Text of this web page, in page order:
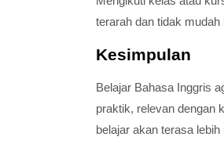
terarah dan tidak mudah
Kesimpulan
Belajar Bahasa Inggris
praktik, relevan dengan
belajar akan terasa